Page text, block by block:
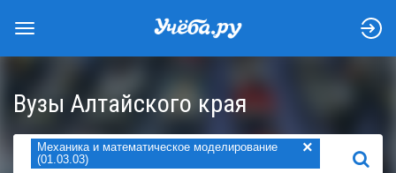
Вузы Алтайского края
Механика и математическое моделирование
(01.03.03)
×
НАЙТИ